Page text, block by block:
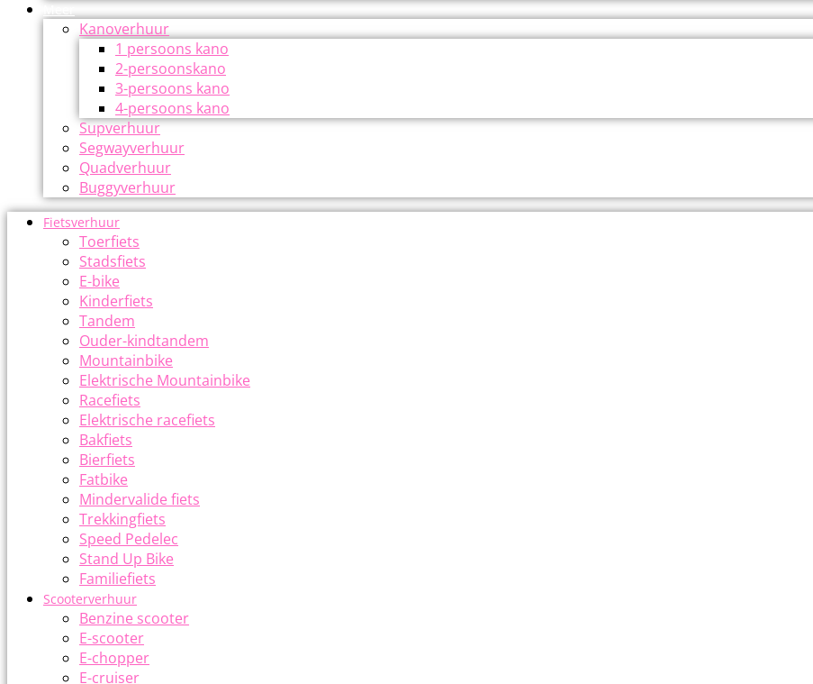
Meer
Kanoverhuur
1 persoons kano
2-persoonskano
3-persoons kano
4-persoons kano
Supverhuur
Segwayverhuur
Quadverhuur
Buggyverhuur
Fietsverhuur
Toerfiets
Stadsfiets
E-bike
Kinderfiets
Tandem
Ouder-kindtandem
Mountainbike
Elektrische Mountainbike
Racefiets
Elektrische racefiets
Bakfiets
Bierfiets
Fatbike
Mindervalide fiets
Trekkingfiets
Speed Pedelec
Stand Up Bike
Familiefiets
Scooterverhuur
Benzine scooter
E-scooter
E-chopper
E-cruiser